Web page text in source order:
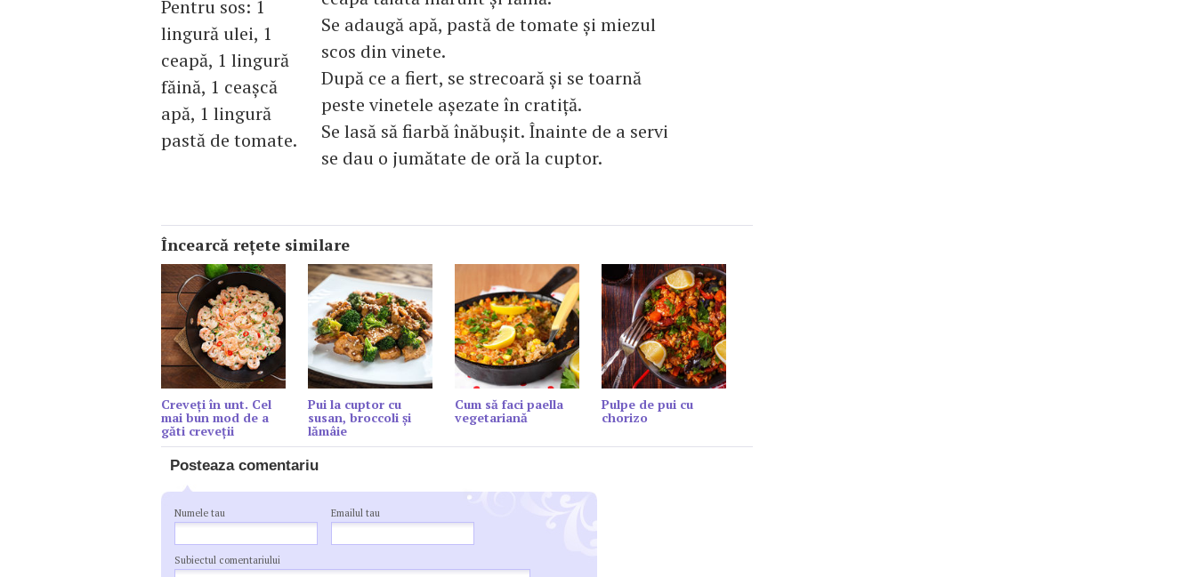
Pentru sos: 1
lingură ulei, 1
ceapă, 1 lingură
făină, 1 ceaşcă
apă, 1 lingură
pastă de tomate.
Se adaugă apă, pastă de tomate şi miezul
scos din vinete.
După ce a fiert, se strecoară şi se toarnă
peste vinetele aşezate în cratiţă.
Se lasă să fiarbă înăbuşit. Înainte de a servi
se dau o jumătate de oră la cuptor.
Încearcă reţete similare
Creveți în unt. Cel
mai bun mod de a
găti creveții
Pui la cuptor cu
susan, broccoli și
lămâie
Cum să faci paella
vegetariană
Pulpe de pui cu
chorizo
Posteaza comentariu
Numele tau Emailul tau
Subiectul comentariului